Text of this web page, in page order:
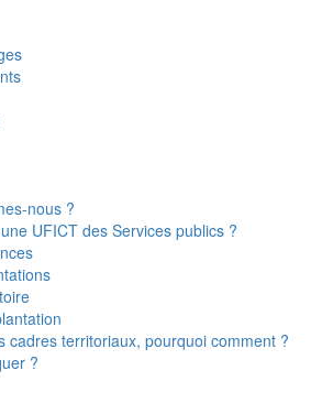
nous ?
UFICT des Services publics ?
cadres territoriaux, pourquoi comment ?
?